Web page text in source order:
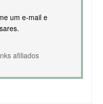
um e-mail e
afiliados